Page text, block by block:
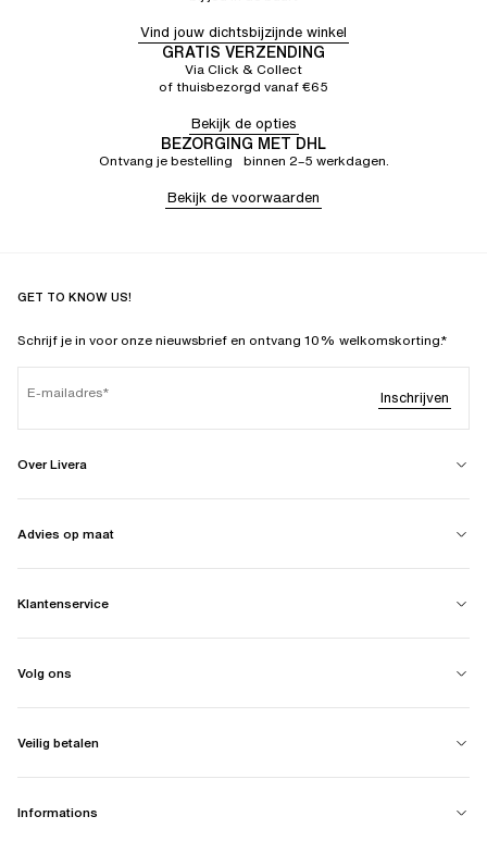
Vind jouw dichtsbijzijnde winkel
GRATIS VERZENDING
Via Click & Collect
of thuisbezorgd vanaf €65
Bekijk de opties
BEZORGING MET DHL
Ontvang je bestelling binnen 2–5 werkdagen.
Bekijk de voorwaarden
GET TO KNOW US!
Schrijf je in voor onze nieuwsbrief en ontvang 10% welkomskorting.*
E-mailadres Inschrijven
Over Livera
Advies op maat
Klantenservice
Volg ons
Veilig betalen
Informations